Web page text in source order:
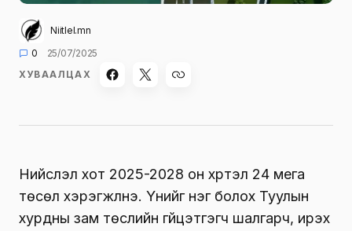
Niitlel.mn
0
25/07/2025
ХУВААЛЦАХ
Нийслэл хот 2025-2028 он хүртэл 24 мега
төсөл хэрэгжүүлнэ. Үүнийг нэг болох Туулын
хурдны зам төслийн гүйцэтгэгч шалгарч, ирэх